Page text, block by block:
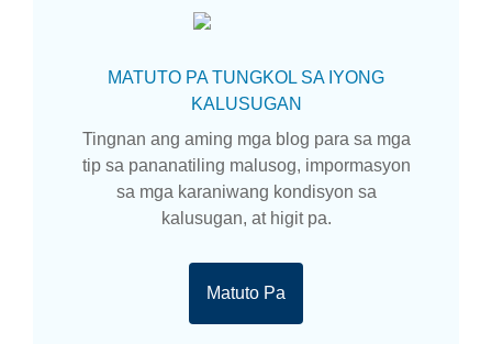
MATUTO PA TUNGKOL SA IYONG
KALUSUGAN
Tingnan ang aming mga blog para sa mga
tip sa pananatiling malusog, impormasyon
sa mga karaniwang kondisyon sa
kalusugan, at higit pa.
Matuto Pa